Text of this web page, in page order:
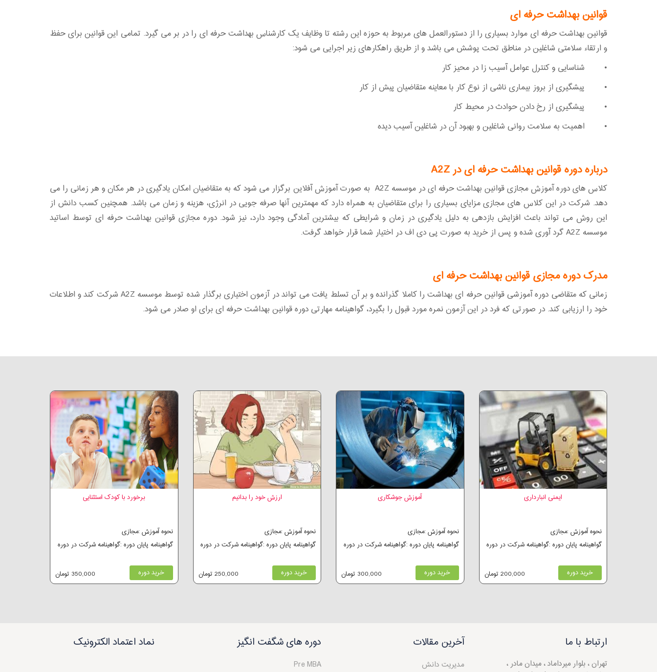
قوانین بهداشت حرفه ای
قوانین بهداشت حرفه ای موارد بسیاری را از دستورالعمل های مربوط به حوزه این رشته تا وظایف یک کارشناس بهداشت حرفه ای را در بر می گیرد. تمامی این قوانین برای حفظ
و ارتقاء سلامتی شاغلین در مناطق تحت پوشش می باشد و از طریق راهکارهای زیر اجرایی می شود:
• شناسایی و کنترل عوامل آسیب زا در محیز کار
• پیشگیری از بروز بیماری ناشی از نوع کار با معاینه متقاضیان پیش از کار
• پیشگیری از رخ دادن حوادث در محیط کار
• اهمیت به سلامت روانی شاغلین و بهبود آن در شاغلین آسیب دیده
درباره دوره قوانین بهداشت حرفه ای در A2Z
کلاس های دوره آموزش مجازی قوانین بهداشت حرفه ای در موسسه A2Z به صورت آموزش آفلاین برگزار می شود که به متقاضیان امکان یادگیری در هر مکان و هر زمانی را می
دهد. شرکت در این کلاس های مجازی مزایای بسیاری را برای متقاضیان به همراه دارد که مهمترین آنها صرفه جویی در انرژی، هزینه و زمان می باشد. همچنین کسب دانش از
این روش می تواند باعث افزایش بازدهی به دلیل یادگیری در زمان و شرایطی که بیشترین آمادگی وجود دارد، نیز شود. دوره مجازی قوانین بهداشت حرفه ای توسط اساتید
موسسه A2Z گرد آوری شده و پس از خرید به صورت پی دی اف در اختیار شما قرار خواهد گرفت.
مدرک دوره مجازی قوانین بهداشت حرفه ای
زمانی که متقاضی دوره آموزشی قوانین حرفه ای بهداشت را کاملا گذرانده و بر آن تسلط یافت می تواند در آزمون اختیاری برگذار شده توسط موسسه A2Z شرکت کند و اطلاعات
خود را ارزیابی کند. در صورتی که فرد در این آزمون نمره مورد قبول را بگیرد، گواهینامه مهارتی دوره قوانین بهداشت حرفه ای برای او صادر می شود.
برخورد با کودک استثنایی
نحوه آموزش :مجازی
گواهینامه پایان دوره :گواهینامه شرکت در دوره
خرید دوره 350,000 تومان
ارزش خود را بدانیم
نحوه آموزش :مجازی
گواهینامه پایان دوره :گواهینامه شرکت در دوره
خرید دوره 250,000 تومان
آموزش جوشکاری
نحوه آموزش :مجازی
گواهینامه پایان دوره :گواهینامه شرکت در دوره
خرید دوره 300,000 تومان
ایمنی انبارداری
نحوه آموزش :مجازی
گواهینامه پایان دوره :گواهینامه شرکت در دوره
خرید دوره 200,000 تومان
ارتباط با ما
تهران ، بلوار میرداماد ، میدان مادر ،
آخرین مقالات
مدیریت دانش
دوره های شگفت انگیز
Pre MBA
نماد اعتماد الکترونیک